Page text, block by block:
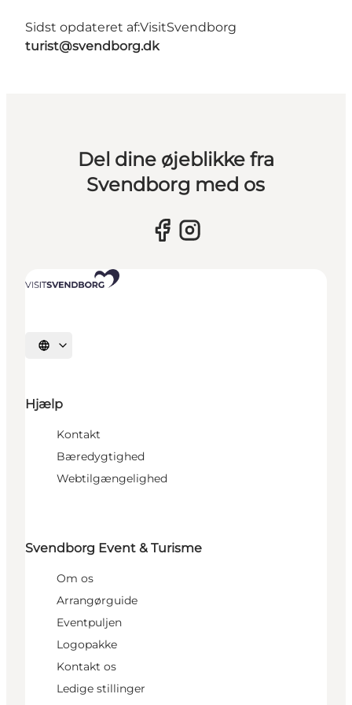
Sidst opdateret af:VisitSvendborg
turist@svendborg.dk
Del dine øjeblikke fra
Svendborg med os
Vælg sprog
Hjælp
Kontakt
Bæredygtighed
Webtilgængelighed
Svendborg Event & Turisme
Om os
Arrangørguide
Eventpuljen
Logopakke
Kontakt os
Ledige stillinger